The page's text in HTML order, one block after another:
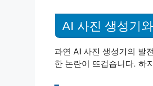
AI 사진 생성기
과연 AI 사진 생성기의 발
한 논란이 뜨겁습니다. 하